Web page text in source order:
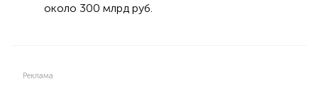
около 300 млрд руб.
Реклама